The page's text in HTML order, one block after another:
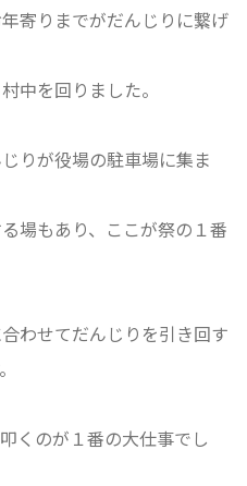
寄りまでがだんじりに繋げ
中を回りました。
りが役場の駐車場に集ま
場もあり、ここが祭の１番
わせてだんじりを引き回す
くのが１番の大仕事でし